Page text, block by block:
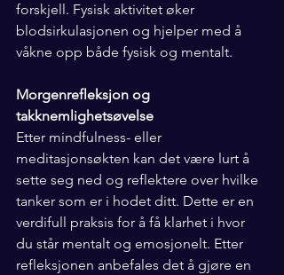
forskjell. Fysisk aktivitet øker
blodsirkulasjonen og hjelper med å
våkne opp både fysisk og mentalt.
Morgenrefleksjon og
takknemlighetsøvelse
Etter mindfulness- eller
meditasjonsøkten kan det være lurt å
sette seg ned og reflektere over hvilke
tanker som er i hodet ditt. Dette er en
verdifull praksis for å få klarhet i hvor
du står mentalt og emosjonelt. Etter
refleksjonen anbefales det å gjøre en